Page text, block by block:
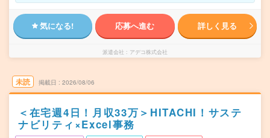
気になる! 応募へ進む 詳しく見る
派遣会社 アデコ株式会社
未読 掲載日 2026/08/06
＜在宅週4日！月収33万＞HITACHI！サステ
ナビリティ×Excel事務